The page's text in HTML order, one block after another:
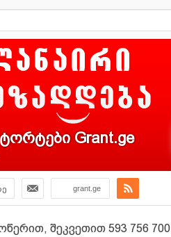
Grant.ge
grant.ge
შეკვეთით 593 756 700